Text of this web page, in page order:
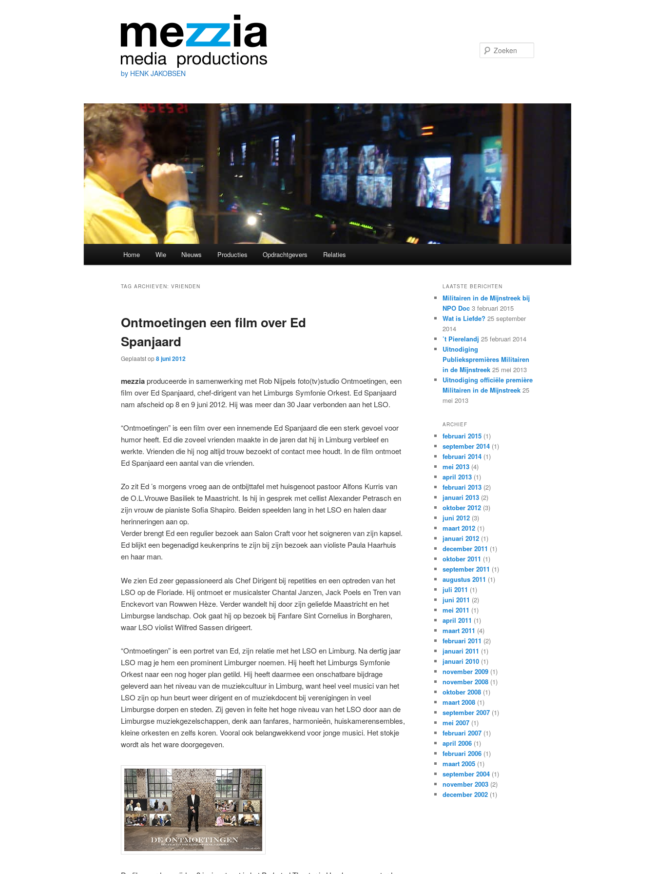
by HENK JAKOBSEN
Spring
primaire
inhoud
Spring
secundaire
inhoud
Home Wie Nieuws Producties Opdrachtgevers Relaties
TAG ARCHIEVEN: VRIENDEN
Ontmoetingen een film over Ed
Spanjaard
Geplaatst op8 juni 2012
mezziaproduceerde in samenwerking met Rob Nijpels foto(tv)studio Ontmoetingen, een
film over Ed Spanjaard, chef-dirigent van het Limburgs Symfonie Orkest. Ed Spanjaard
nam afscheid op 8 en 9 juni 2012. Hij was meer dan 30 Jaar verbonden aan het LSO.
“Ontmoetingen” is een film over een innemende Ed Spanjaard die een sterk gevoel voor
humor heeft. Ed die zoveel vrienden maakte in de jaren dat hij in Limburg verbleef en
werkte. Vrienden die hij nog altijd trouw bezoekt of contact mee houdt. In de film ontmoet
Ed Spanjaard een aantal van die vrienden.
Zo zit Ed ’s morgens vroeg aan de ontbijttafel met huisgenoot pastoor Alfons Kurris van
de O.L.Vrouwe Basiliek te Maastricht. Is hij in gesprek met cellist Alexander Petrasch en
zijn vrouw de pianiste Sofia Shapiro. Beiden speelden lang in het LSO en halen daar
herinneringen aan op.
Verder brengt Ed een regulier bezoek aan Salon Craft voor het soigneren van zijn kapsel.
Ed blijkt een begenadigd keukenprins te zijn bij zijn bezoek aan violiste Paula Haarhuis
en haar man.
We zien Ed zeer gepassioneerd als Chef Dirigent bij repetities en een optreden van het
LSO op de Floriade. Hij ontmoet er musicalster Chantal Janzen, Jack Poels en Tren van
Enckevort van Rowwen Hèze. Verder wandelt hij door zijn geliefde Maastricht en het
Limburgse landschap. Ook gaat hij op bezoek bij Fanfare Sint Cornelius in Borgharen,
waar LSO violist Wilfred Sassen dirigeert.
“Ontmoetingen” is een portret van Ed, zijn relatie met het LSO en Limburg. Na dertig jaar
LSO mag je hem een prominent Limburger noemen. Hij heeft het Limburgs Symfonie
Orkest naar een nog hoger plan getild. Hij heeft daarmee een onschatbare bijdrage
geleverd aan het niveau van de muziekcultuur in Limburg, want heel veel musici van het
LSO zijn op hun beurt weer dirigent en of muziekdocent bij verenigingen in veel
Limburgse dorpen en steden. Zij geven in feite het hoge niveau van het LSO door aan de
Limburgse muziekgezelschappen, denk aan fanfares, harmonieën, huiskamerensembles,
kleine orkesten en zelfs koren. Vooral ook belangwekkend voor jonge musici. Het stokje
wordt als het ware doorgegeven.
LAATSTE BERICHTEN
Militairen in de Mijnstreek bij
NPO Doc 3 februari 2015
Wat is Liefde? 25 september
2014
’t Pierelandj 25 februari 2014
Uitnodiging
Publiekspremières Militairen
in de Mijnstreek 25 mei 2013
Uitnodiging officiële première
Militairen in de Mijnstreek 25
mei 2013
ARCHIEF
februari 2015 (1)
september 2014 (1)
februari 2014 (1)
mei 2013 (4)
april 2013 (1)
februari 2013 (2)
januari 2013 (2)
oktober 2012 (3)
juni 2012 (3)
maart 2012 (1)
januari 2012 (1)
december 2011 (1)
oktober 2011 (1)
september 2011 (1)
augustus 2011 (1)
juli 2011 (1)
juni 2011 (2)
mei 2011 (1)
april 2011 (1)
maart 2011 (4)
februari 2011 (2)
januari 2011 (1)
januari 2010 (1)
november 2009 (1)
november 2008 (1)
oktober 2008 (1)
maart 2008 (1)
september 2007 (1)
mei 2007 (1)
februari 2007 (1)
april 2006 (1)
februari 2006 (1)
maart 2005 (1)
september 2004 (1)
november 2003 (2)
december 2002 (1)